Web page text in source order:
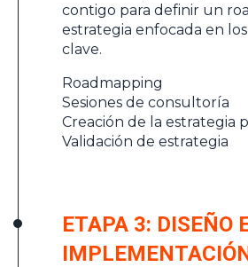
contigo para definir un
estrategia enfocada en
clave.
Roadmapping
Sesiones de consultoría
Creación de la estrategia
Validación de estrategia
ETAPA 3: DISEÑO